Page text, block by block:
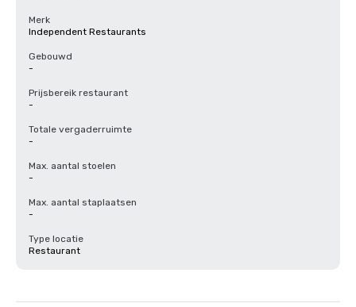
Merk
Independent Restaurants
Gebouwd
-
Prijsbereik restaurant
-
Totale vergaderruimte
-
Max. aantal stoelen
-
Max. aantal staplaatsen
-
Type locatie
Restaurant